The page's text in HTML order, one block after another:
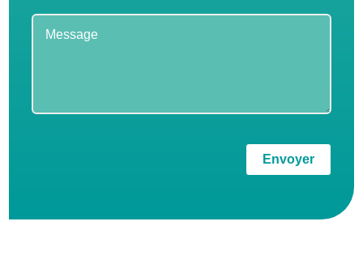
Envoyer